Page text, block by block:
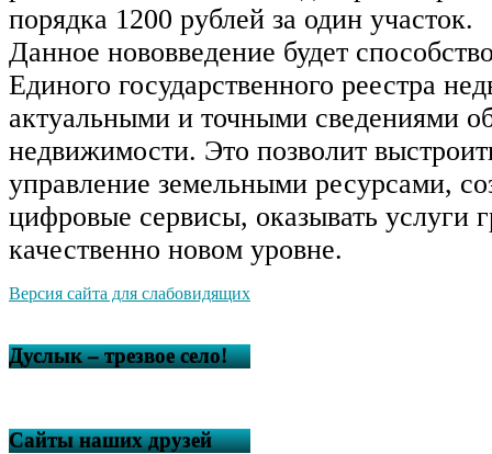
порядка 1200 рублей за один участок.
Данное нововведение будет
Единого государственного реестра
актуальными и точными сведениями
недвижимости. Это позволит
управление земельными ресурсами,
цифровые сервисы, оказывать услуги
качественно новом уровне.
Версия сайта для слабовидящих
Дуслык – трезвое село!
Сайты наших друзей